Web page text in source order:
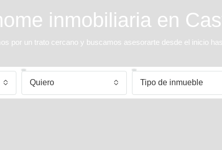
inmobiliaria en
por un trato cercano y buscamos asesorarte desde el inicio
Quiero Tipo de inmueble